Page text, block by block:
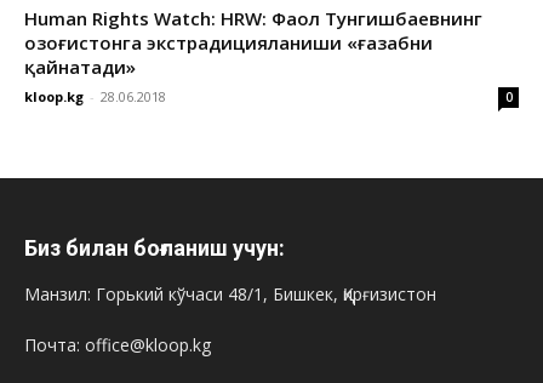
Human Rights Watch: HRW: Фаол Тунгишбаевнинг
Қозоғистонга экстрадицияланиши «ғазабни
қайнатади»
kloop.kg - 28.06.2018 0
Биз билан боғланиш учун:
Манзил: Горький кўчаси 48/1, Бишкек, Қирғизистон
Почта: office@kloop.kg